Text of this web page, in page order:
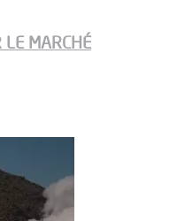
LE MARCHÉ